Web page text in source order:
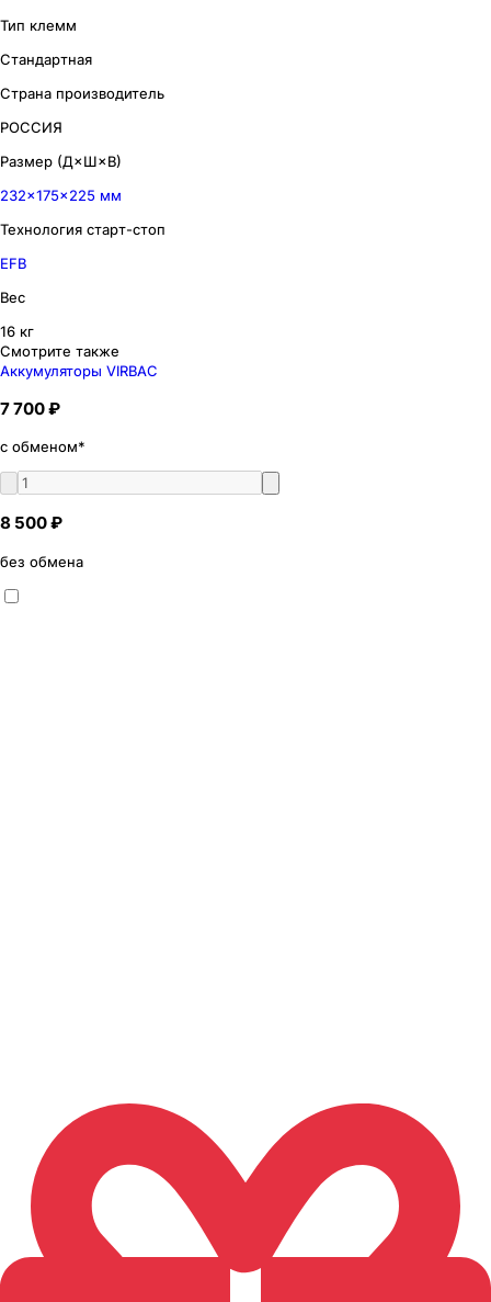
Тип клемм
Стандартная
Страна производитель
РОССИЯ
Размер (Д×Ш×В)
232×175×225 мм
Технология старт-стоп
EFB
Вес
16 кг
Смотрите также
Аккумуляторы VIRBAC
7 700 ₽
с обменом*
8 500 ₽
без обмена